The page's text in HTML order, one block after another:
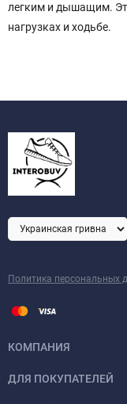
легким и дышащим.
нагрузках и ходьбе.
Политика персональных
КОМПАНИЯ
ДЛЯ ПОКУПАТЕЛЕЙ